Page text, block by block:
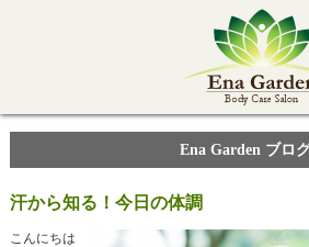
Ena Garden ブロ
汗から知る！今日の体調
こんにちは